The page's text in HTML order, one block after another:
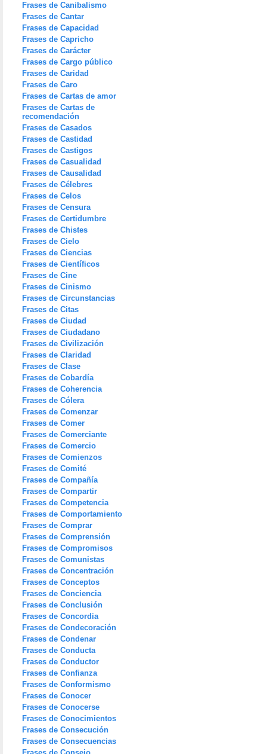
Frases de Canibalismo
Frases de Cantar
Frases de Capacidad
Frases de Capricho
Frases de Carácter
Frases de Cargo público
Frases de Caridad
Frases de Caro
Frases de Cartas de amor
Frases de Cartas de
recomendación
Frases de Casados
Frases de Castidad
Frases de Castigos
Frases de Casualidad
Frases de Causalidad
Frases de Célebres
Frases de Celos
Frases de Censura
Frases de Certidumbre
Frases de Chistes
Frases de Cielo
Frases de Ciencias
Frases de Científicos
Frases de Cine
Frases de Cinismo
Frases de Circunstancias
Frases de Citas
Frases de Ciudad
Frases de Ciudadano
Frases de Civilización
Frases de Claridad
Frases de Clase
Frases de Cobardía
Frases de Coherencia
Frases de Cólera
Frases de Comenzar
Frases de Comer
Frases de Comerciante
Frases de Comercio
Frases de Comienzos
Frases de Comité
Frases de Compañía
Frases de Compartir
Frases de Competencia
Frases de Comportamiento
Frases de Comprar
Frases de Comprensión
Frases de Compromisos
Frases de Comunistas
Frases de Concentración
Frases de Conceptos
Frases de Conciencia
Frases de Conclusión
Frases de Concordia
Frases de Condecoración
Frases de Condenar
Frases de Conducta
Frases de Conductor
Frases de Confianza
Frases de Conformismo
Frases de Conocer
Frases de Conocerse
Frases de Conocimientos
Frases de Consecución
Frases de Consecuencias